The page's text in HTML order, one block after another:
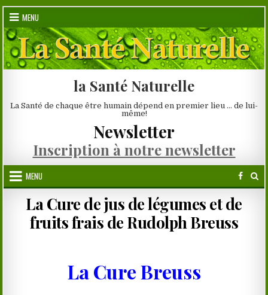
Skip
content
MENU
la Santé Naturelle
La Santé de chaque être humain dépend en premier lieu … de lui-
même!
Newsletter
Inscription à notre newsletter
MENU
La Cure de jus de légumes et de
fruits frais de Rudolph Breuss
La Cure Breuss